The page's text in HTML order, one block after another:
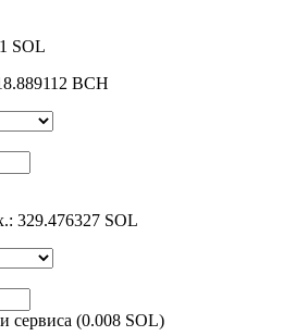
SOL
BCH
329.476327 SOL
сервиса (0.008 SOL)